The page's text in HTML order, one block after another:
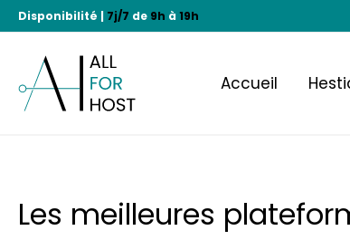
Aller
au
contenu
Disponibilité | 7j/7 de 9h à19h
Accueil
Les meilleures
Post